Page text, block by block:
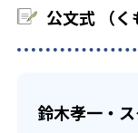
KUMONでは、教
い中高生にも通
部活や
宿題の量や進め
公文式 （
鈴木孝一・